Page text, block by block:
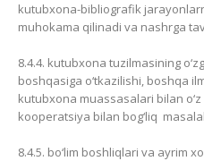
kutubxona-bibliografik
muhokama qilinadi va nashrga
8.4.4. kutubxona tuzilmasining
boshqasiga o‘tkazilishi, boshqa
kutubxona muassasalari bilan
kooperatsiya bilan bog‘liq
8.4.5. bo‘lim boshliqlari va ayrim